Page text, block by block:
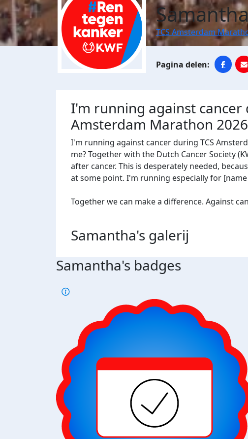
TCS Amsterdam
I'm running against cancer
Amsterdam Marathon 2026
I'm running against cancer during TCS
me? Together with the Dutch Cancer Society
after cancer. This is desperately needed,
at some point. I'm running especially for
Together we can make a difference. Against
Samantha's galerij
Samantha's badges